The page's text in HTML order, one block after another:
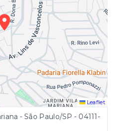
Leaflet
- São Paulo/SP - 04111-